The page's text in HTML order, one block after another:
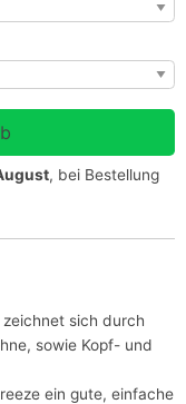
, bei Bestellung
sich durch
sowie Kopf- und
ein gute, einfache